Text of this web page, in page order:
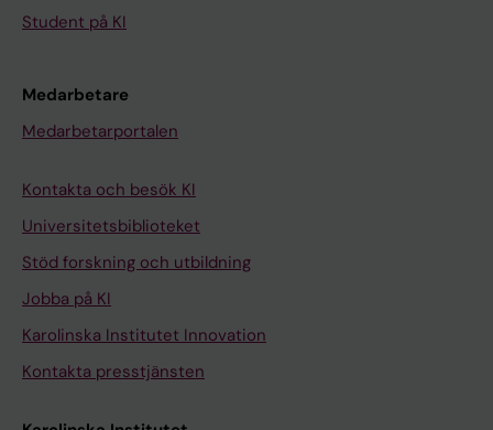
Student på KI
Medarbetare
Medarbetarportalen
Kontakta och besök KI
Universitetsbiblioteket
Stöd forskning och utbildning
Jobba på KI
Karolinska Institutet Innovation
Kontakta presstjänsten